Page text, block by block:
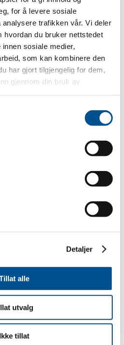
for å levere sosiale
trafikken vår. Vi deler
hvordan du bruker nettstedet
sosiale medier,
som kan kombinere den
har gjort tilgjengelig for dem,
gjennom din bruk av
Detaljer
alle
utvalg
Ikke tillat